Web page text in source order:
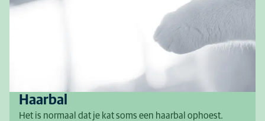
Haarbal
Het is normaal dat je kat soms een haarbal ophoest.